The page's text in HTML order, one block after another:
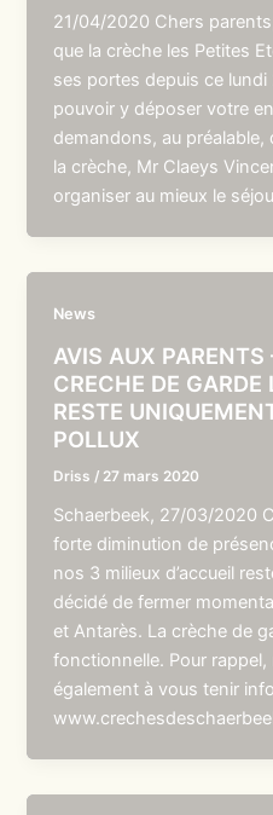
21/04/2020 Chers
que la crèche les Petites
ses portes depuis ce
pouvoir y déposer votre
demandons, au préalable,
la crèche, Mr Claeys
organiser au mieux le
News
AVIS AUX PARENTS
CRECHE DE GARDE
RESTE
POLLUX
Driss / 27 mars 2020
Schaerbeek, 27/03/2020
forte diminution de
nos 3 milieux d’accueil
décidé de fermer
et Antarès. La crèche de
fonctionnelle. Pour
également à vous tenir